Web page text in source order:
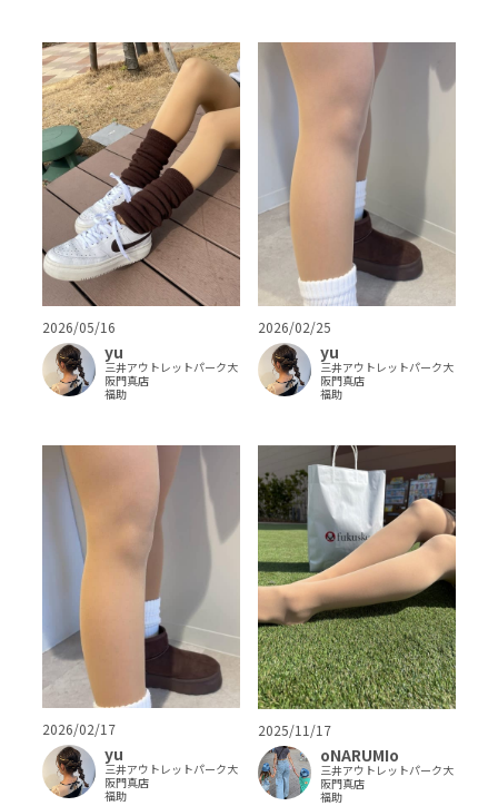
2026/05/16
yu
三井アウトレットパーク大
阪門真店
福助
2026/02/25
yu
三井アウトレットパーク大
阪門真店
福助
2026/02/17
yu
三井アウトレットパーク大
阪門真店
福助
2025/11/17
oNARUMIo
三井アウトレットパーク大
阪門真店
福助